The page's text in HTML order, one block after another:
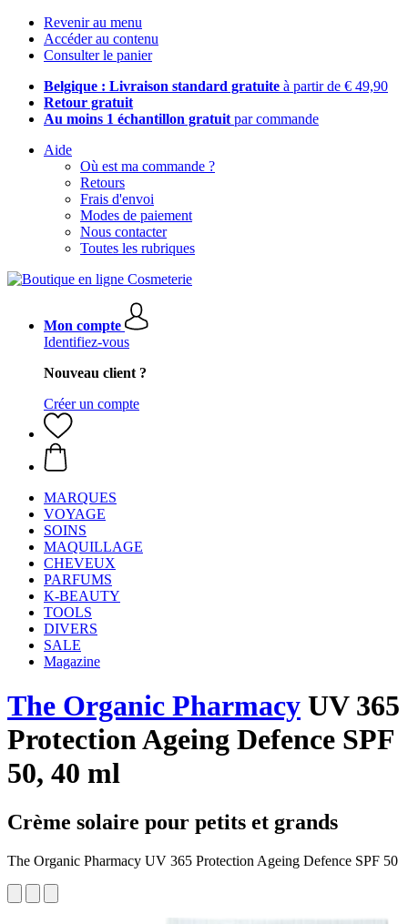
Revenir au menu
Accéder au contenu
Consulter le panier
Belgique : Livraison standard gratuite à partir de € 49,90
Retour gratuit
Au moins 1 échantillon gratuit par commande
Aide
Où est ma commande ?
Retours
Frais d'envoi
Modes de paiement
Nous contacter
Toutes les rubriques
Mon compte
Identifiez-vous
Nouveau client ?
Créer un compte
MARQUES
VOYAGE
SOINS
MAQUILLAGE
CHEVEUX
PARFUMS
K-BEAUTY
TOOLS
DIVERS
SALE
Magazine
The Organic Pharmacy UV 365
Protection Ageing Defence SPF
50, 40 ml
Crème solaire pour petits et grands
The Organic Pharmacy UV 365 Protection Ageing Defence SPF 50